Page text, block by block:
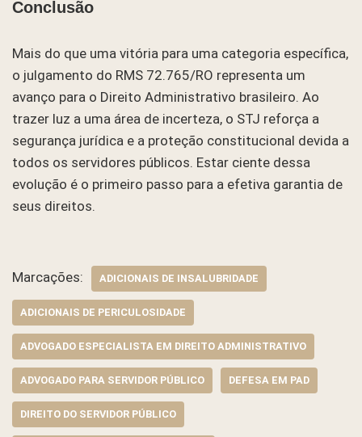
Conclusão
Mais do que uma vitória para uma categoria específica,
o julgamento do RMS 72.765/RO representa um
avanço para o Direito Administrativo brasileiro. Ao
trazer luz a uma área de incerteza, o STJ reforça a
segurança jurídica e a proteção constitucional devida a
todos os servidores públicos. Estar ciente dessa
evolução é o primeiro passo para a efetiva garantia de
seus direitos.
Marcações: ADICIONAIS DE INSALUBRIDADE
ADICIONAIS DE PERICULOSIDADE
ADVOGADO ESPECIALISTA EM DIREITO ADMINISTRATIVO
ADVOGADO PARA SERVIDOR PÚBLICO DEFESA EM PAD
DIREITO DO SERVIDOR PÚBLICO